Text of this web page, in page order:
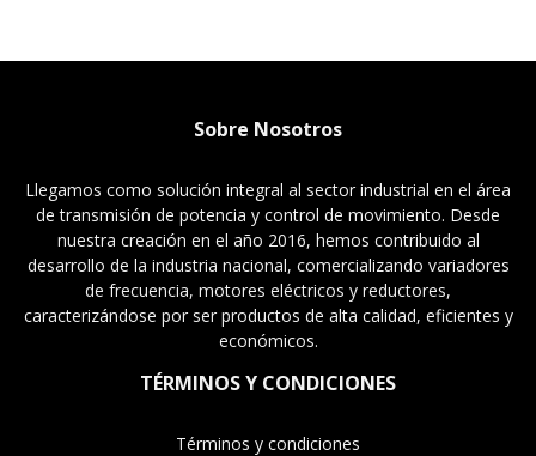
Sobre Nosotros
Llegamos como solución integral al sector industrial en el área
de transmisión de potencia y control de movimiento. Desde
nuestra creación en el año 2016, hemos contribuido al
desarrollo de la industria nacional, comercializando variadores
de frecuencia, motores eléctricos y reductores,
caracterizándose por ser productos de alta calidad, eficientes y
económicos.
TÉRMINOS Y CONDICIONES
Términos y condiciones